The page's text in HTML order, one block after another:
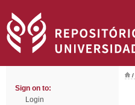
Sign on to:
Login
/